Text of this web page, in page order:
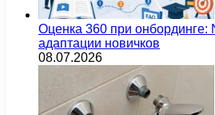
Оценка 360 при онбординге:
адаптации новичков
08.07.2026